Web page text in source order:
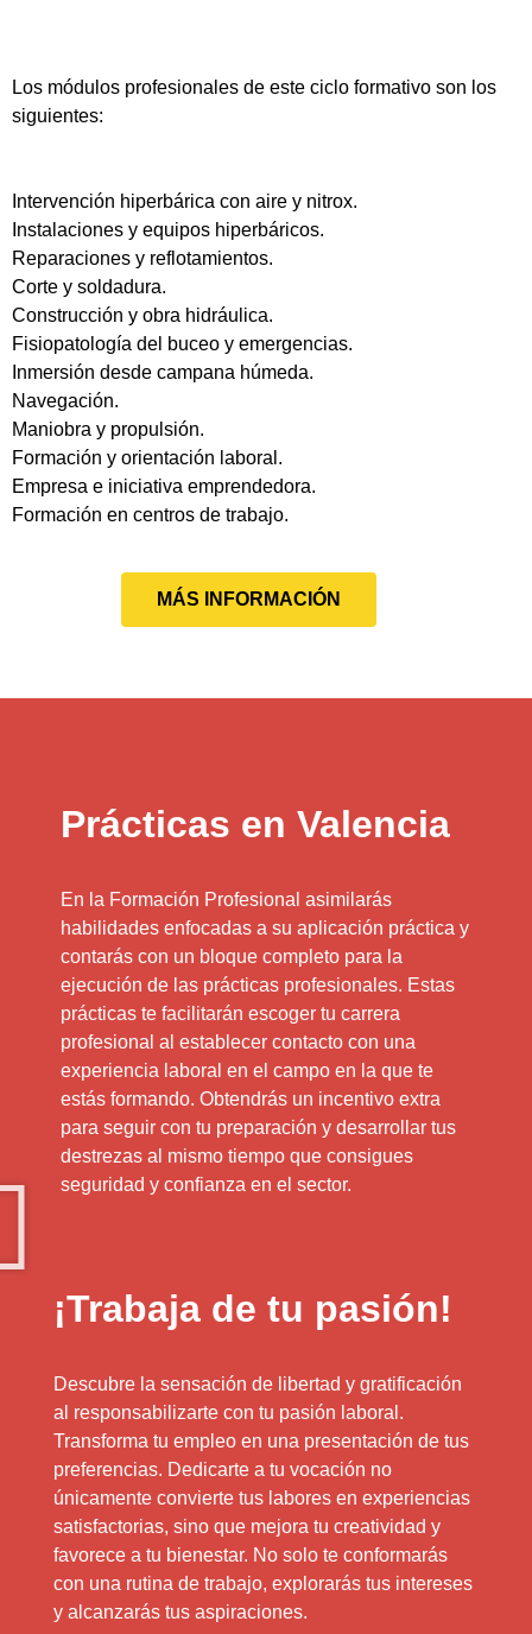
Los módulos profesionales de este ciclo formativo son los
siguientes:
Intervención hiperbárica con aire y nitrox.
Instalaciones y equipos hiperbáricos.
Reparaciones y reflotamientos.
Corte y soldadura.
Construcción y obra hidráulica.
Fisiopatología del buceo y emergencias.
Inmersión desde campana húmeda.
Navegación.
Maniobra y propulsión.
Formación y orientación laboral.
Empresa e iniciativa emprendedora.
Formación en centros de trabajo.
MÁS INFORMACIÓN
Prácticas en Valencia
En la Formación Profesional asimilarás
habilidades enfocadas a su aplicación práctica y
contarás con un bloque completo para la
ejecución de las prácticas profesionales. Estas
prácticas te facilitarán escoger tu carrera
profesional al establecer contacto con una
experiencia laboral en el campo en la que te
estás formando. Obtendrás un incentivo extra
para seguir con tu preparación y desarrollar tus
destrezas al mismo tiempo que consigues
seguridad y confianza en el sector.
¡Trabaja de tu pasión!
Descubre la sensación de libertad y gratificación
al responsabilizarte con tu pasión laboral.
Transforma tu empleo en una presentación de tus
preferencias. Dedicarte a tu vocación no
únicamente convierte tus labores en experiencias
satisfactorias, sino que mejora tu creatividad y
favorece a tu bienestar. No solo te conformarás
con una rutina de trabajo, explorarás tus intereses
y alcanzarás tus aspiraciones.